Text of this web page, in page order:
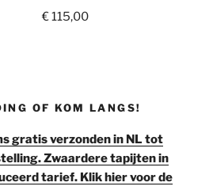
€115,00
OF KOM LANGS!
gratis verzonden in NL tot
Zwaardere tapijten in
tarief. Klik hier voor de